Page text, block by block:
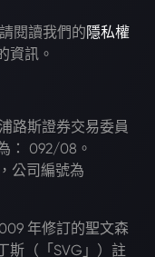
閱讀我們的隱私權
資訊。
路斯證券交易委員
： 092/08。
公司編號為
年修訂的聖文森
斯（「SVG」）註